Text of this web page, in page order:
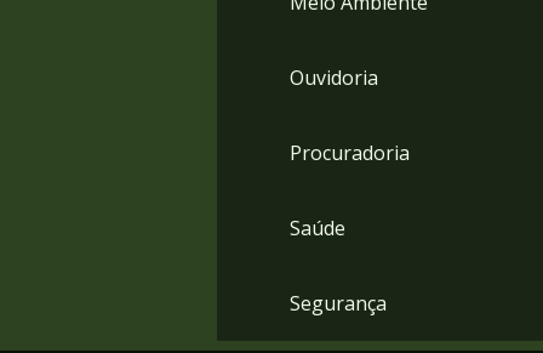
Ouvidoria
Procuradoria
Saúde
Segurança